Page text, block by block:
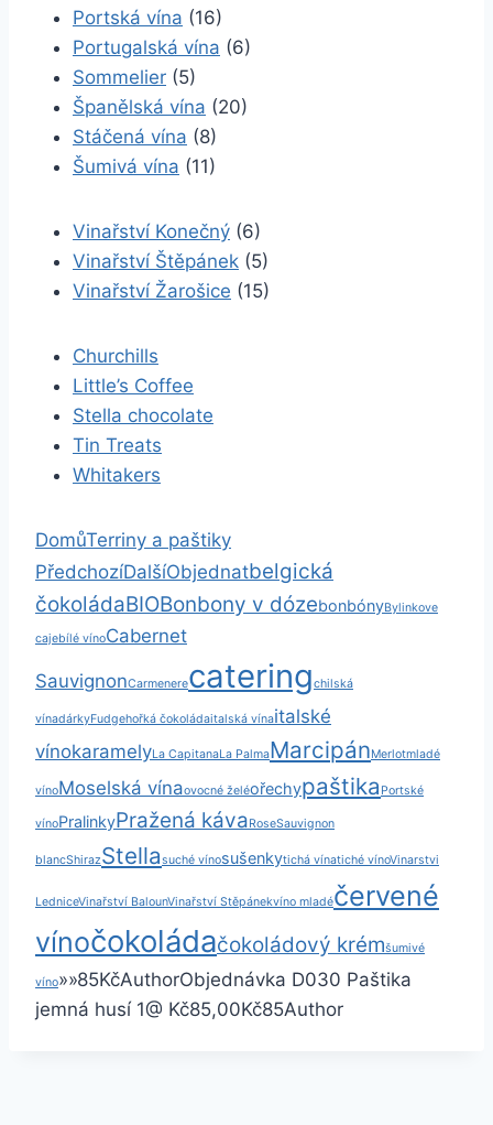
Portská vína (16)
Portugalská vína (6)
Sommelier (5)
Španělská vína (20)
Stáčená vína (8)
Šumivá vína (11)
Vinařství Konečný (6)
Vinařství Štěpánek (5)
Vinařství Žarošice (15)
Churchills
Little’s Coffee
Stella chocolate
Tin Treats
Whitakers
DomůTerriny a paštiky
PředchozíDalšíObjednatbelgická
čokoládaBIOBonbony v dózebonbónyBylinkove
cajebílé vínoCabernet
SauvignonCarmenerecateringchilská
vínadárkyFudgehořká čokoládaitalská vínaitalské
vínokaramelyLa CapitanaLa PalmaMarcipánMerlotmladé
vínoMoselská vínaovocné želéořechypaštika Portské
vínoPralinkyPražená kávaRoseSauvignon
blancShirazStellasuché vínosušenkytichá vínatiché vínoVinarstvi
LedniceVinařství BalounVinařství Stěpánekvíno mladéčervené
vínočokoládačokoládový krémšumivé
víno»»85KčAuthorObjednávka D030 Paštika
jemná husí 1@ Kč85,00Kč85Author